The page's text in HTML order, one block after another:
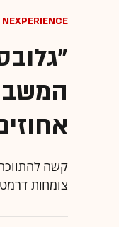
NexPerience
קשה
צומחות